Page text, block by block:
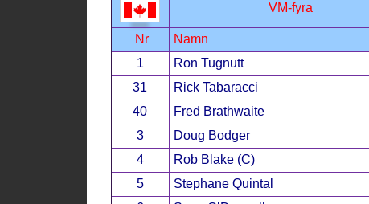
VM-fyra
Nr Namn
1
Ron Tugnutt
31
Rick Tabaracci
40
Fred Brathwaite
3
Doug Bodger
4
Rob Blake (C)
5
Stephane Quintal